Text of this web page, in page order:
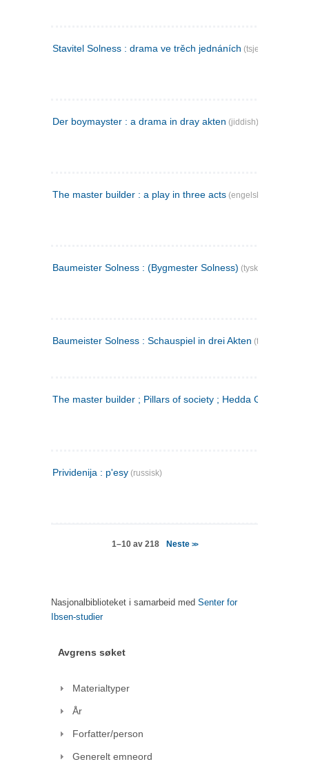
Stavitel Solness : drama ve trěch jednáních (tsjekkisk)
Der boymayster : a drama in dray akten (jiddish)
The master builder : a play in three acts (engelsk)
Baumeister Solness : (Bygmester Solness) (tysk)
Baumeister Solness : Schauspiel in drei Akten (tysk)
The master builder ; Pillars of society ; Hedda Gabler
Prividenija : p'esy (russisk)
1–10 av 218 Neste >>
Nasjonalbiblioteket i samarbeid med Senter for
Ibsen-studier
Avgrens søket
Materialtyper
År
Forfatter/person
Generelt emneord